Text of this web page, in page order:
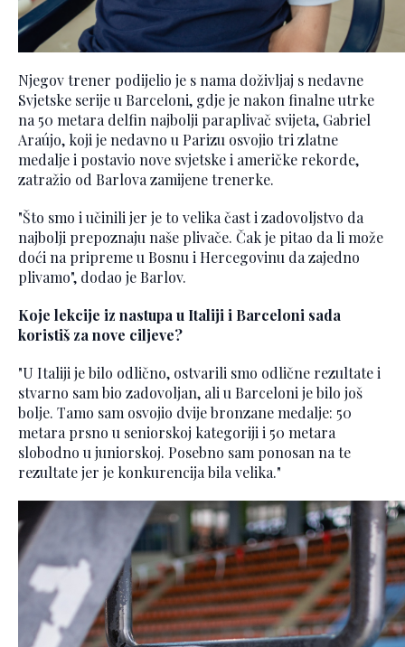
Njegov trener podijelio je s nama doživljaj s nedavne
Svjetske serije u Barceloni, gdje je nakon finalne utrke
na 50 metara delfin najbolji paraplivač svijeta, Gabriel
Araújo, koji je nedavno u Parizu osvojio tri zlatne
medalje i postavio nove svjetske i američke rekorde,
zatražio od Barlova zamijene trenerke.
"Što smo i učinili jer je to velika čast i zadovoljstvo da
najbolji prepoznaju naše plivače. Čak je pitao da li može
doći na pripreme u Bosnu i Hercegovinu da zajedno
plivamo", dodao je Barlov.
Koje lekcije iz nastupa u Italiji i Barceloni sada
koristiš za nove ciljeve?
"U Italiji je bilo odlično, ostvarili smo odlične rezultate i
stvarno sam bio zadovoljan, ali u Barceloni je bilo još
bolje. Tamo sam osvojio dvije bronzane medalje: 50
metara prsno u seniorskoj kategoriji i 50 metara
slobodno u juniorskoj. Posebno sam ponosan na te
rezultate jer je konkurencija bila velika."